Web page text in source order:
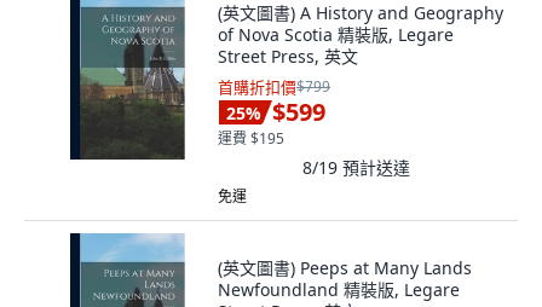
(英文圖書) A History and Geography
of Nova Scotia 精裝版, Legare
Street Press, 英文
首購折扣價$799
25% $599
運費 $195
8/19 預計送達
免運
(英文圖書) Peeps at Many Lands
Newfoundland 精裝版, Legare